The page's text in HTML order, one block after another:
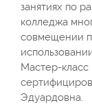
занятиях по
колледжа
совмещении
Мастер-класс
Эдуардовна.